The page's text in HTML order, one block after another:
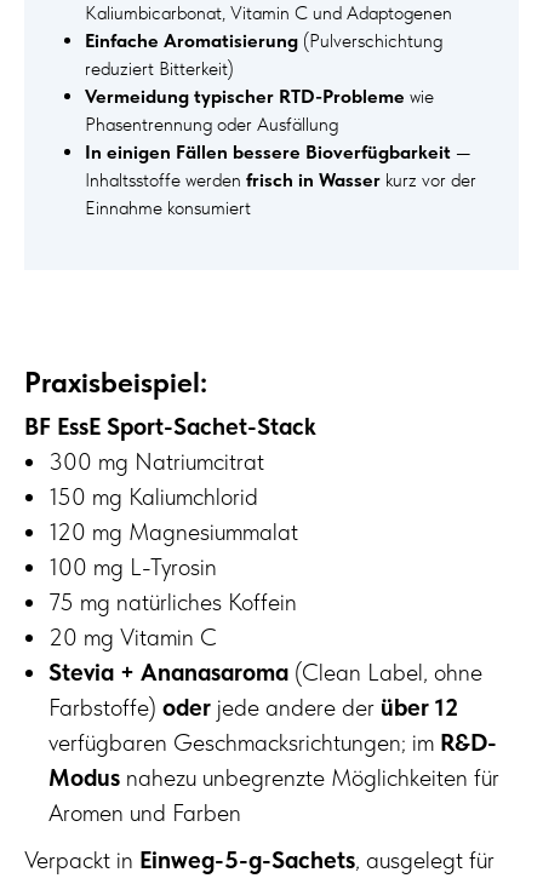
Kaliumbicarbonat, Vitamin C und Adaptogenen
Einfache Aromatisierung (Pulverschichtung
reduziert Bitterkeit)
Vermeidung typischer RTD-Probleme wie
Phasentrennung oder Ausfällung
In einigen Fällen bessere Bioverfügbarkeit —
Inhaltsstoffe werden frisch in Wasser kurz vor der
Einnahme konsumiert
Praxisbeispiel:
BF EssE Sport-Sachet-Stack
300 mg Natriumcitrat
150 mg Kaliumchlorid
120 mg Magnesiummalat
100 mg L-Tyrosin
75 mg natürliches Koffein
20 mg Vitamin C
Stevia + Ananasaroma (Clean Label, ohne
Farbstoffe) oder jede andere der über 12
verfügbaren Geschmacksrichtungen; im R&D-
Modus nahezu unbegrenzte Möglichkeiten für
Aromen und Farben
Verpackt in Einweg-5-g-Sachets, ausgelegt für